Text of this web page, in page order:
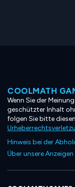
COOLMATH
Wenn Sie der
geschützter Inhalt
folgen Sie bitte
Hinweis bei der
Über unsere Anzeigen